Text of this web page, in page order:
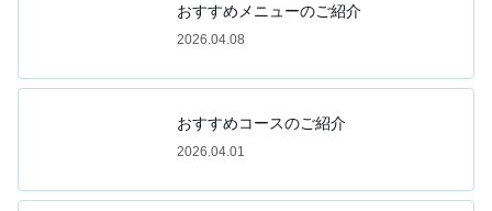
おすすめメニューのご紹介
2026.04.08
おすすめコースのご紹介
2026.04.01